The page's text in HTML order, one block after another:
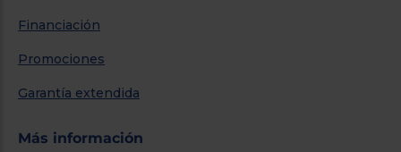
Financiación
Promociones
Garantía extendida
Más información